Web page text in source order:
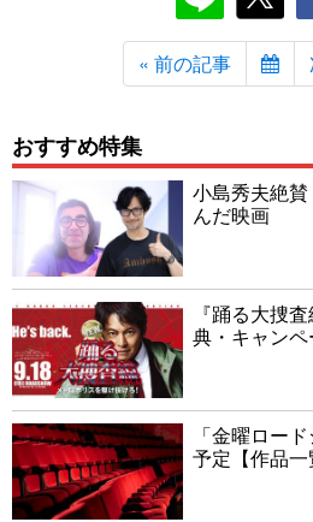
« 前の記事
おすすめ特集
小島秀夫絶
んだ映画
『踊る大捜
典・キャン
「金曜ロー
予定【作品一